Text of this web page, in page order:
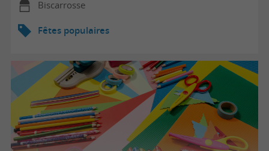
Biscarrosse
Fêtes populaires